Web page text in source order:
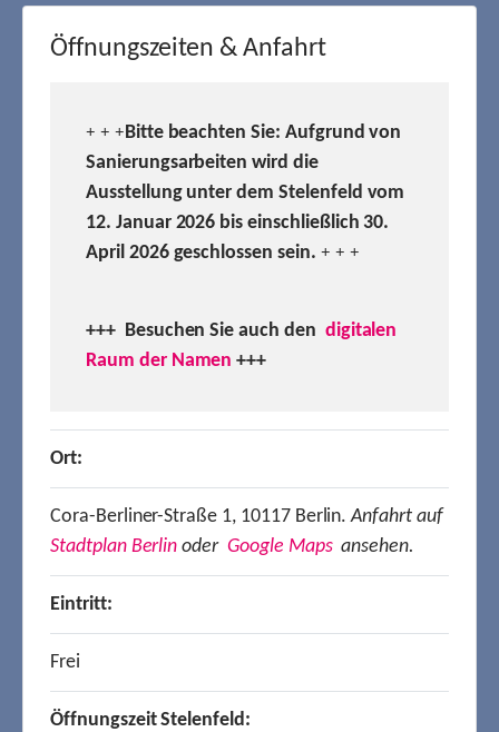
Öffnungszeiten & Anfahrt
+ + +Bitte beachten Sie: Aufgrund von
Sanierungsarbeiten wird die
Ausstellung unter dem Stelenfeld vom
12. Januar 2026 bis einschließlich 30.
April 2026 geschlossen sein. + + +
+++ Besuchen Sie auch den digitalen
Raum der Namen +++
Ort:
Cora-Berliner-Straße 1, 10117 Berlin.Anfahrt auf
Stadtplan Berlin oder Google Mapsansehen.
Eintritt:
Frei
Öffnungszeit Stelenfeld: